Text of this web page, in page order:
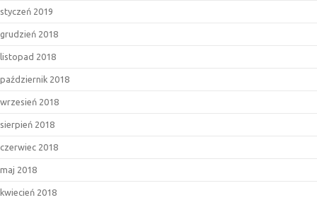
styczeń 2019
grudzień 2018
listopad 2018
październik 2018
wrzesień 2018
sierpień 2018
czerwiec 2018
maj 2018
kwiecień 2018